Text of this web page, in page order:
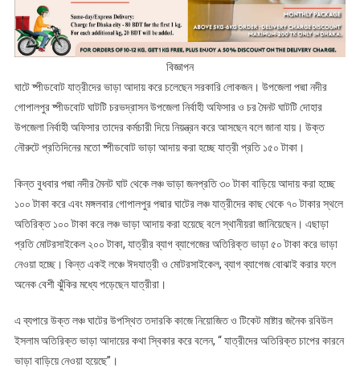
বিজ্ঞাপন
ঘাটে ষ্পীডবোট যাত্রীদের ভাড়া আদায় করে চলেছেন সরকারি লোকজন। উপজেলা পদ্মা নদীর
গোপালপুর ষ্পীডবোট ঘাটটি চরভদ্রাসন উপজেলা নির্বাহী অফিসার ও চর মৈনট ঘাটটি দোহার
উপজেলা নির্বাহী অফিসার তাদের কর্মচারী দিয়ে নিয়ন্ত্রন করে আসছেন বলে জানা যায়। উক্ত
নৌরুটে প্রতিদিনের মতো ষ্পীডবোট ভাড়া আদায় করা হচ্ছে যাত্রী প্রতি ১৫০ টাকা।
কিন্ত বুধবার পদ্মা নদীর মৈনট ঘাট থেকে লঞ্চ ভাড়া জনপ্রতি ৩০ টাকা বাড়িয়ে আদায় করা হচ্ছে
১০০ টাকা করে এবং মঙ্গলবার গোপালপুর পদ্মার ঘাটের লঞ্চ যাত্রীদের কাছ থেকে ৭০ টাকার স্থলে
অতিরিক্ত ১০০ টাকা করে লঞ্চ ভাড়া আদায় করা হয়েছে বলে স্থানীয়রা জানিয়েছেন। এছাড়া
প্রতি মোটরসাইকেল ২০০ টাকা, যাত্রীর ব্যাগ ব্যাগেজের অতিরিক্ত ভাড়া ৫০ টাকা করে ভাড়া
নেওয়া হচ্ছে। কিন্ত একই লঞ্চে ঈদযাত্রী ও মোটরসাইকেল, ব্যাগ ব্যাগেজ বোঝাই করার ফলে
অনেক বেশী ঝুঁকির মধ্যে পড়েছেন যাত্রীরা।
এ ব্যপারে উক্ত লঞ্চ ঘাটের উপস্থিত তদারকি কাজে নিয়োজিত ও টিকেট মাষ্টার জনৈক রবিউল
ইসলাম অতিরিক্ত ভাড়া আদায়ের কথা স্বিকার করে বলেন, “ যাত্রীদের অতিরিক্ত চাপের কারনে
ভাড়া বাড়িয়ে নেওয়া হয়েছে”।